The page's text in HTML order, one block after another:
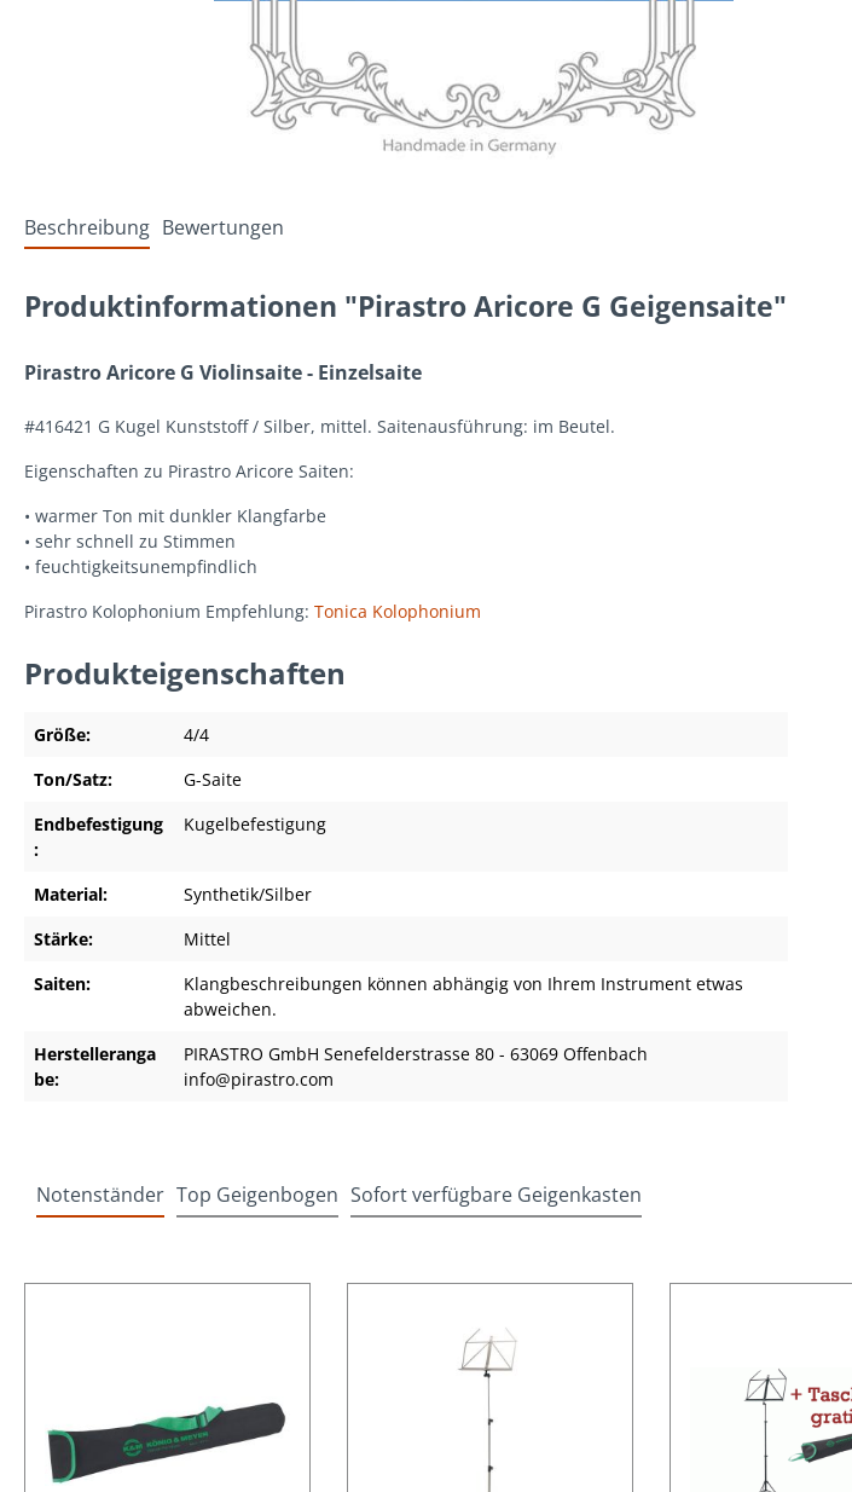
Beschreibung Bewertungen
Produktinformationen "Pirastro Aricore G Geigensaite"
Pirastro Aricore G Violinsaite - Einzelsaite
#416421 G Kugel Kunststoff / Silber, mittel. Saitenausführung: im Beutel.
Eigenschaften zu Pirastro Aricore Saiten:
• warmer Ton mit dunkler Klangfarbe
• sehr schnell zu Stimmen
• feuchtigkeitsunempfindlich
Pirastro Kolophonium Empfehlung: Tonica Kolophonium
Produkteigenschaften
Größe:
4/4
Ton/Satz:
G-Saite
Endbefestigung
:
Kugelbefestigung
Material:
Synthetik/Silber
Stärke:
Mittel
Saiten:
Klangbeschreibungen können abhängig von Ihrem Instrument etwas
abweichen.
Herstelleranga
be:
PIRASTRO GmbH Senefelderstrasse 80 - 63069 Offenbach
info@pirastro.com
Notenständer Top Geigenbogen Sofort verfügbare Geigenkasten